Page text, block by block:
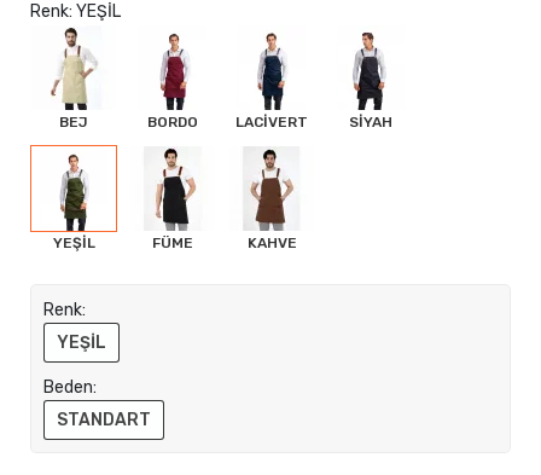
Renk: YEŞİL
BEJ BORDO LACİVERT SİYAH
YEŞİL FÜME KAHVE
Renk:
YEŞİL
Beden:
STANDART